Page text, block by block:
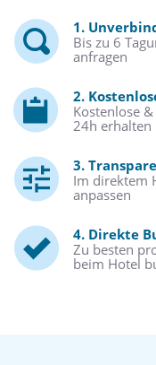
1.
Bis zu 6
anfragen
2.
Kostenlose
24h erhalten
3.
Im direktem
anpassen
4. Direkte
Zu besten
beim Hotel